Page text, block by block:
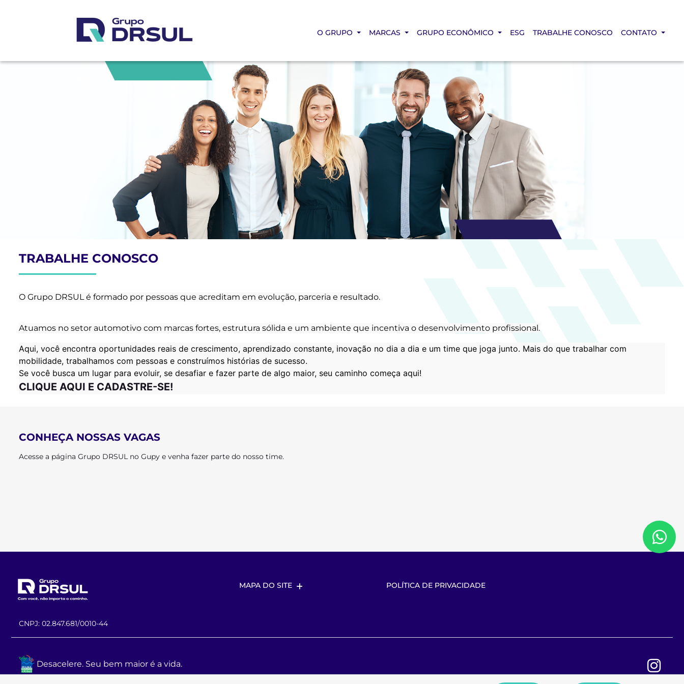
O GRUPO MARCAS GRUPO ECONÔMICO ESG TRABALHE CONOSCO CONTATO
TRABALHE CONOSCO
O Grupo DRSUL é formado por pessoas que acreditam em evolução, parceria e resultado.
Atuamos no setor automotivo com marcas fortes, estrutura sólida e um ambiente que incentiva o desenvolvimento profissional.
Aqui, você encontra oportunidades reais de crescimento, aprendizado constante, inovação no dia a dia e um time que joga junto. Mais do que trabalhar com
mobilidade, trabalhamos com pessoas e construímos histórias de sucesso.
Se você busca um lugar para evoluir, se desafiar e fazer parte de algo maior, seu caminho começa aqui!
CLIQUE AQUI E CADASTRE-SE!
CONHEÇA NOSSAS VAGAS
Acesse a página Grupo DRSUL no Gupy e venha fazer parte do nosso time.
MAPA DO SITE POLÍTICA DE PRIVACIDADE
CNPJ: 02.847.681/0010-44
Desacelere. Seu bem maior é a vida.